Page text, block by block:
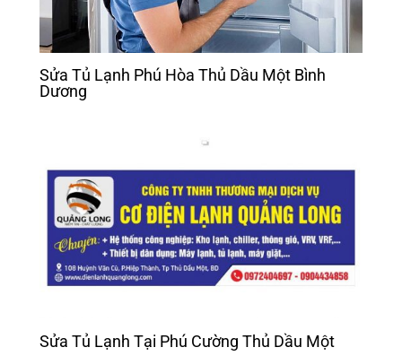
Sửa Tủ Lạnh Phú Hòa Thủ Dầu Một Bình
Dương
Sửa Tủ Lạnh Tại Phú Cường Thủ Dầu Một